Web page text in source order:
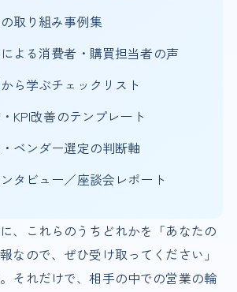
取り組み事例集
よる消費者・購買担当者の声
ら学ぶチェックリスト
KPI改善のテンプレート
ベンダー選定の判断軸
タビュー／座談会レポート
、これらのうちどれかを「あなたの
なので、ぜひ受け取ってください」
それだけで、相手の中での営業の輪